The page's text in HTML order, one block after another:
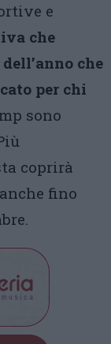
e
che
che
per chi
sono
coprirà
fino